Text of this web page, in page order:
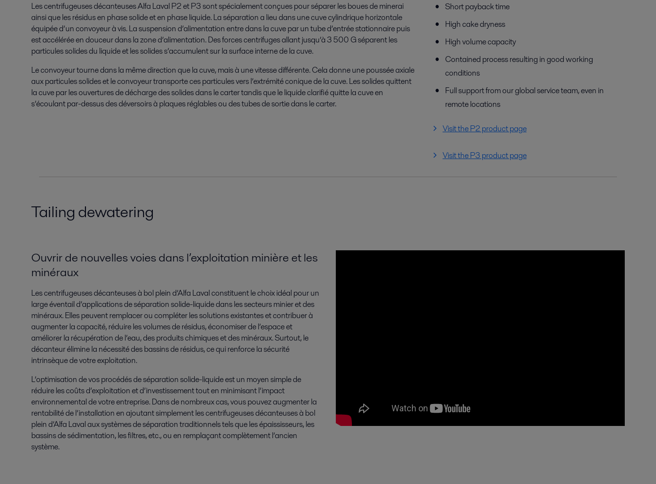
Les centrifugeuses décanteuses Alfa Laval P2 et P3 sont spécialement conçues pour séparer les boues de minerai
ainsi que les résidus en phase solide et en phase liquide. La séparation a lieu dans une cuve cylindrique horizontale
équipée d’un convoyeur à vis. La suspension d’alimentation entre dans la cuve par un tube d’entrée stationnaire puis
est accélérée en douceur dans la zone d’alimentation. Des forces centrifuges allant jusqu’à 3 500 G séparent les
particules solides du liquide et les solides s’accumulent sur la surface interne de la cuve.
Le convoyeur tourne dans la même direction que la cuve, mais à une vitesse différente. Cela donne une poussée axiale
aux particules solides et le convoyeur transporte ces particules vers l’extrémité conique de la cuve. Les solides quittent
la cuve par les ouvertures de décharge des solides dans le carter tandis que le liquide clarifié quitte la cuve en
s’écoulant par-dessus des déversoirs à plaques réglables ou des tubes de sortie dans le carter.
Short payback time
High cake dryness
High volume capacity
Contained process resulting in good working
conditions
Full support from our global service team, even in
remote locations
Visit the P2 product page
Visit the P3 product page
Tailing dewatering
Ouvrir de nouvelles voies dans l’exploitation minière et les
minéraux
Les centrifugeuses décanteuses à bol plein d’Alfa Laval constituent le choix idéal pour un
large éventail d’applications de séparation solide-liquide dans les secteurs minier et des
minéraux. Elles peuvent remplacer ou compléter les solutions existantes et contribuer à
augmenter la capacité, réduire les volumes de résidus, économiser de l’espace et
améliorer la récupération de l’eau, des produits chimiques et des minéraux. Surtout, le
décanteur élimine la nécessité des bassins de résidus, ce qui renforce la sécurité
intrinsèque de votre exploitation.
L’optimisation de vos procédés de séparation solide-liquide est un moyen simple de
réduire les coûts d’exploitation et d’investissement tout en minimisant l’impact
environnemental de votre entreprise. Dans de nombreux cas, vous pouvez augmenter la
rentabilité de l’installation en ajoutant simplement les centrifugeuses décanteuses à bol
plein d’Alfa Laval aux systèmes de séparation traditionnels tels que les épaississeurs, les
bassins de sédimentation, les filtres, etc., ou en remplaçant complètement l’ancien
système.